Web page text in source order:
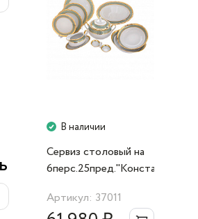
В наличии
Сервиз столовый на
6перс.25пред."Констанция
Артикул: 37011